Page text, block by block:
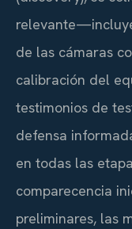
de las cámaras
calibración del
testimonios de
defensa
en todas las
comparecencia
preliminares, las